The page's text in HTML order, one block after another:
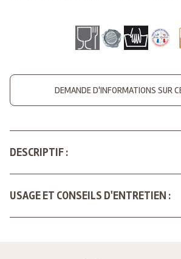
DEMANDE D'INFORMATIONS SUR
DESCRIPTIF :
USAGE ET CONSEILS D'ENTRETIEN :